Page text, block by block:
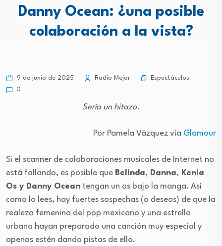
Danny Ocean: ¿una posible
colaboración a la vista?
9 de junio de 2025 Radio Mejor
Espectáculos
0
Sería un hitazo.
Por Pamela Vázquez vía Glamour
Si el scanner de colaboraciones musicales de Internet no
está fallando, es posible que Belinda, Danna, Kenia
Os y Danny Ocean tengan un as bajo la manga. Así
como lo lees, hay fuertes sospechas (o deseos) de que la
realeza femenina del pop mexicano y una estrella
urbana hayan preparado una canción muy especial y
apenas estén dando pistas de ello.